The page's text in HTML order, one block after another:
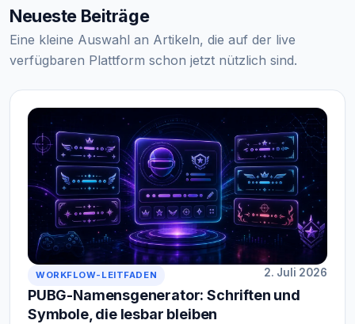
Neueste Beiträge
Eine kleine Auswahl an Artikeln, die auf der live
verfügbaren Plattform schon jetzt nützlich sind.
WORKFLOW-LEITFADEN 2. Juli 2026
PUBG-Namensgenerator: Schriften und
Symbole, die lesbar bleiben